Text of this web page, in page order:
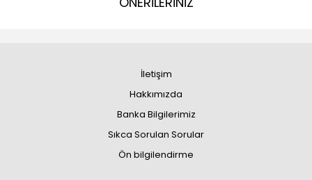
İletişim
Hakkımızda
Banka Bilgilerimiz
Sıkca Sorulan Sorular
Ön bilgilendirme